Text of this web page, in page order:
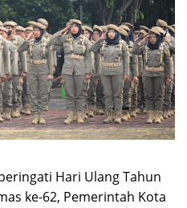
Hari Ulang Tahun
ke-62, Pemerintah Kota